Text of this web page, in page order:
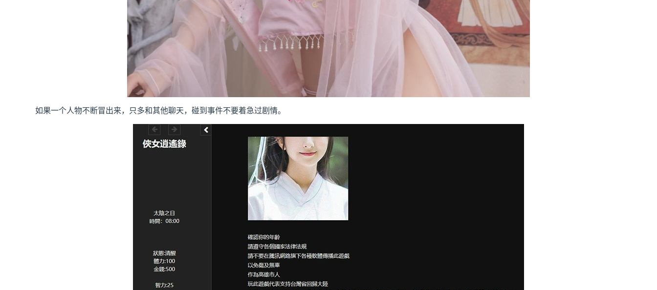
如果一个人物不断冒出来，只多和其他聊天，碰到事件不要着急过剧情。